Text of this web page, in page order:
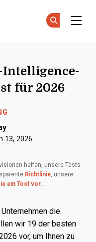
Intelligence-
für 2026
13, 2026
helfen, unsere Tests
Richtlinie, unsere
ein Tool vor.
die
wir 19 der besten
vor, um Ihnen zu